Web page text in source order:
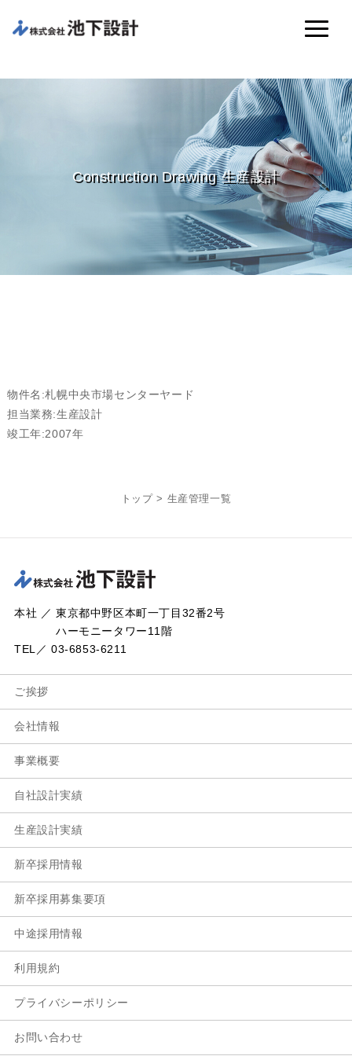
Construction Drawing 生産設計
物件名:札幌中央市場センターヤード
担当業務:生産設計
竣工年:2007年
トップ > 生産管理一覧
本社 ／ 東京都中野区本町一丁目32番2号
ハーモニータワー11階
TEL／ 03-6853-6211
ご挨拶
会社情報
事業概要
自社設計実績
生産設計実績
新卒採用情報
新卒採用募集要項
中途採用情報
利用規約
プライバシーポリシー
お問い合わせ